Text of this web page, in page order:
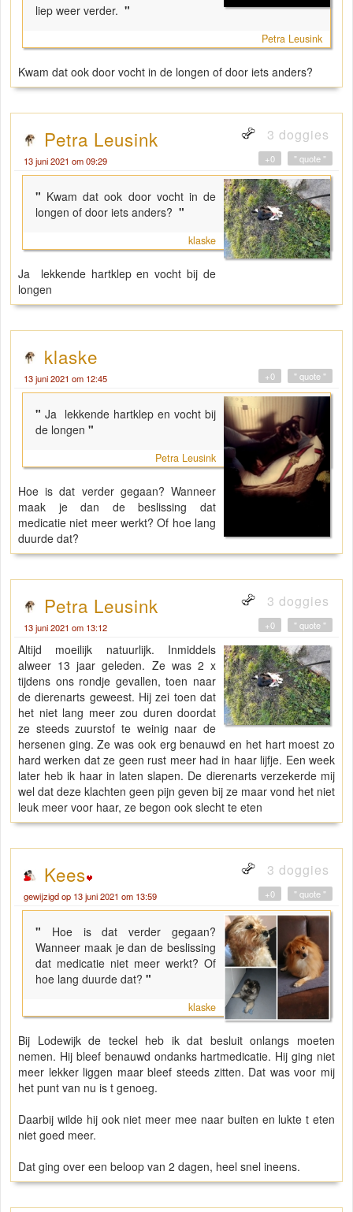
liep weer verder. "
Petra Leusink
Kwam dat ook door vocht in de longen of door iets anders?
Petra Leusink 3 doggies
13 juni 2021 om 09:29 " quote "
+0
" Kwam dat ook door vocht in de
longen of door iets anders? "
klaske
Ja lekkende hartklep en vocht bij de
longen
klaske
13 juni 2021 om 12:45 " quote "
+0
"Ja lekkende hartklep en vocht bij
de longen "
Petra Leusink
Hoe is dat verder gegaan? Wanneer
maak je dan de beslissing dat
medicatie niet meer werkt? Of hoe lang
duurde dat?
Petra Leusink 3 doggies
13 juni 2021 om 13:12 " quote "
+0
Altijd moeilijk natuurlijk. Inmiddels
alweer 13 jaar geleden. Ze was 2 x
tijdens ons rondje gevallen, toen naar
de dierenarts geweest. Hij zei toen dat
het niet lang meer zou duren doordat
ze steeds zuurstof te weinig naar de
hersenen ging. Ze was ook erg benauwd en het hart moest zo
hard werken dat ze geen rust meer had in haar lijfje. Een week
later heb ik haar in laten slapen. De dierenarts verzekerde mij
wel dat deze klachten geen pijn geven bij ze maar vond het niet
leuk meer voor haar, ze begon ook slecht te eten
Kees 3 doggies
gewijzigd op 13 juni 2021 om 13:59 " quote "
+0
" Hoe is dat verder gegaan?
Wanneer maak je dan de beslissing
dat medicatie niet meer werkt? Of
hoe lang duurde dat? "
klaske
Bij Lodewijk de teckel heb ik dat besluit onlangs moeten
nemen. Hij bleef benauwd ondanks hartmedicatie. Hij ging niet
meer lekker liggen maar bleef steeds zitten. Dat was voor mij
het punt van nu is t genoeg.
Daarbij wilde hij ook niet meer mee naar buiten en lukte t eten
niet goed meer.
Dat ging over een beloop van 2 dagen, heel snel ineens.